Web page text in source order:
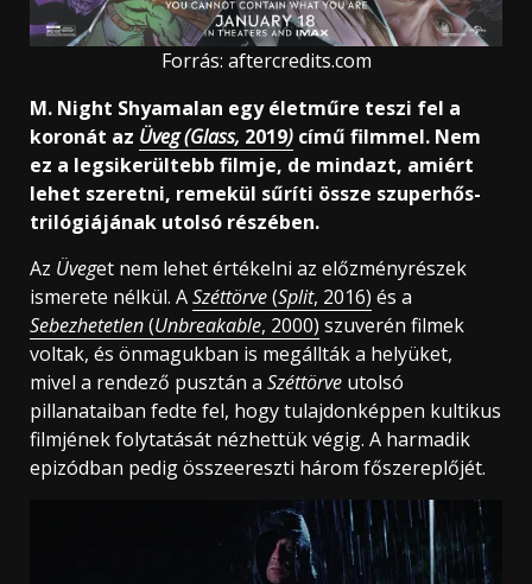
Forrás: aftercredits.com
M. Night Shyamalan egy életműre teszi fel a
koronát az Üveg (Glass, 2019) című filmmel. Nem
ez a legsikerültebb filmje, de mindazt, amiért
lehet szeretni, remekül sűríti össze szuperhős-
trilógiájának utolsó részében.
Az Üveget nem lehet értékelni az előzményrészek
ismerete nélkül. ASzéttörve(Split, 2016) és a
Sebezhetetlen(Unbreakable, 2000) szuverén filmek
voltak, és önmagukban is megállták a helyüket,
mivel a rendező pusztán a Széttörve utolsó
pillanataiban fedte fel, hogy tulajdonképpen kultikus
filmjének folytatását nézhettük végig. A harmadik
epizódban pedig összeereszti három főszereplőjét.